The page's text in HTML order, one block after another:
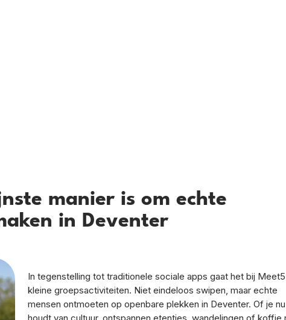
manier is om echte
in Deventer
In tegenstelling tot traditionele sociale apps gaat het bij
kleine groepsactiviteiten. Niet eindeloos swipen, maar echte
mensen ontmoeten op openbare plekken in Deventer. Of je nu